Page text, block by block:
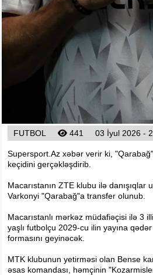
Tayboks
Seçilmişlər
Maqazin
Dünya Kuboku - 2018
İslamiada-2017
Su İdman növləri
Tokio-2020
Layihə
İslamiada-2021
FUTBOL 441 03 İyul 2026 -
Supersport.Az xəbər verir ki,
keçidini gerçəkləşdirib.
Macarıstanın ZTE klubu ilə danışıqlar
Varkonyi "Qarabağ"a transfer olunub.
Macarıstanlı mərkəz müdafiəçisi ilə 3
yaşlı futbolçu 2029-cu ilin yayına
formasını geyinəcək.
MTK klubunun yetirməsi olan Bense
əsas komandası, həmçinin